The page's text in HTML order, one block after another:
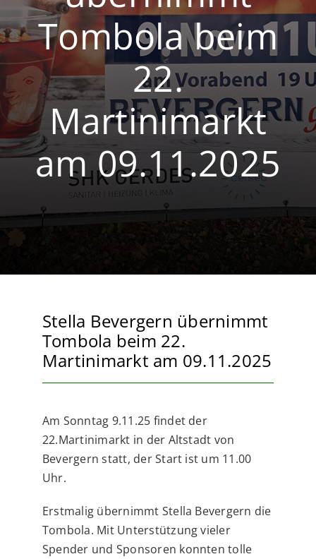
Volleyball
Breitensport
Tombola beim
22.
Martinimarkt
am 09.11.2025
Stella Bevergern übernimmt
Tombola beim 22.
Martinimarkt am 09.11.2025
Am Sonntag 9.11.25 findet der
22.Martinimarkt in der Altstadt von
Bevergern statt, der Start ist um 11.00
Uhr.
Erstmalig übernimmt Stella Bevergern die
Tombola. Mit Unterstützung vieler
Spender und Sponsoren konnten tolle